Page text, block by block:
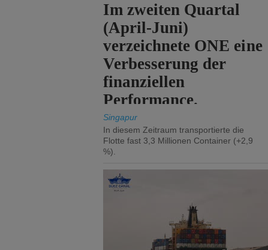
Im zweiten Quartal
(April-Juni)
verzeichnete ONE eine
Verbesserung der
finanziellen
Performance.
Singapur
In diesem Zeitraum transportierte die
Flotte fast 3,3 Millionen Container (+2,9
%).